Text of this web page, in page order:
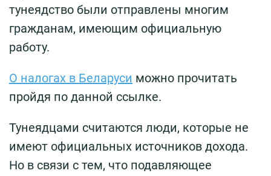
тунеядство были отправлены многим
гражданам, имеющим официальную
работу.
О налогах в Беларуси можно прочитать
пройдя по данной ссылке.
Тунеядцами считаются люди, которые не
имеют официальных источников дохода.
Но в связи с тем, что подавляющее